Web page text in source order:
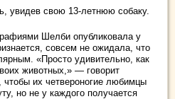
увидев свою 13-летнюю собаку.
Шелби опубликовала у
совсем не ожидала, что
«Просто удивительно, как
животных,» — говорит
их четвероногие любимцы
но не у каждого получается